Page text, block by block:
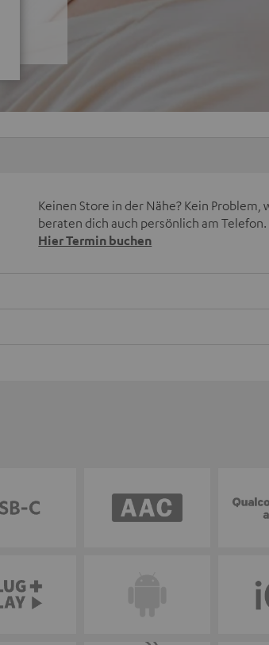
Keinen Store in der Nähe? Kein Problem,
beraten dich auch persönlich am Telefon.
Hier Termin buchen